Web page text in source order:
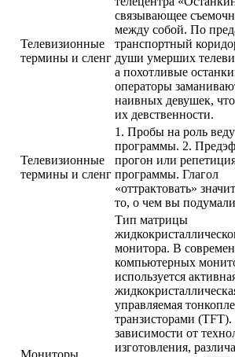
Телевизионные
термины и сленг
связывающее
между собой. По
транспортный
души умерших
а похотливые
операторы
наивных девушек,
их девственности.
Телевизионные
термины и сленг
1. Пробы на роль
программы. 2.
прогон или
программы. Глагол
«оттрактовать»
то, о чем вы
Тип матрицы
монитора. В
компьютерных
используется
управляемая
транзисторами
зависимости от
изготовления,